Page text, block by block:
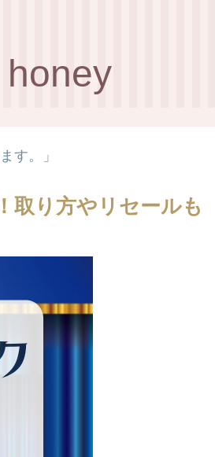
honey
す。」
取り方やリセールも